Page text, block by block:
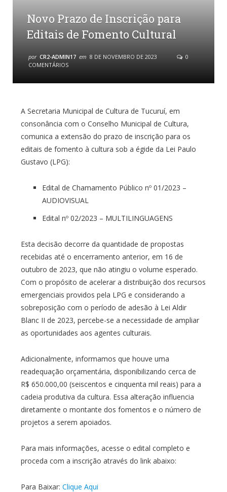
Novo Prazo de Inscrição para
Editais de Fomento Cultural
por CR2-ADMIN17 em 8 DE NOVEMBRO DE 2023
0
COMENTÁRIOS
A Secretaria Municipal de Cultura de Tucuruí, em
consonância com o Conselho Municipal de Cultura,
comunica a extensão do prazo de inscrição para os
editais de fomento à cultura sob a égide da Lei Paulo
Gustavo (LPG):
Edital de Chamamento Público nº 01/2023 –
AUDIOVISUAL
Edital nº 02/2023 – MULTILINGUAGENS
Esta decisão decorre da quantidade de propostas
recebidas até o encerramento anterior, em 16 de
outubro de 2023, que não atingiu o volume esperado.
Com o propósito de acelerar a distribuição dos recursos
emergenciais providos pela LPG e considerando a
sobreposição com o período de adesão à Lei Aldir
Blanc II de 2023, percebe-se a necessidade de ampliar
as oportunidades aos agentes culturais.
Adicionalmente, informamos que houve uma
readequação orçamentária, disponibilizando cerca de
R$ 650.000,00 (seiscentos e cinquenta mil reais) para a
cadeia produtiva da cultura. Essa alteração influencia
diretamente o montante dos fomentos e o número de
projetos a serem apoiados.
Para mais informações, acesse o edital completo e
proceda com a inscrição através do link abaixo:
Para Baixar: Clique Aqui